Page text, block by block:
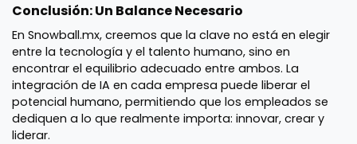
Conclusión: Un Balance Necesario
En Snowball.mx, creemos que la clave no está en elegir
entre la tecnología y el talento humano, sino en
encontrar el equilibrio adecuado entre ambos. La
integración de IA en cada empresa puede liberar el
potencial humano, permitiendo que los empleados se
dediquen a lo que realmente importa: innovar, crear y
liderar.